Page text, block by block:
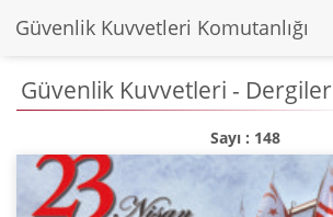
Güvenlik Kuvvetleri Komutanlığı
Güvenlik Kuvvetleri - Dergiler
Sayı : 148